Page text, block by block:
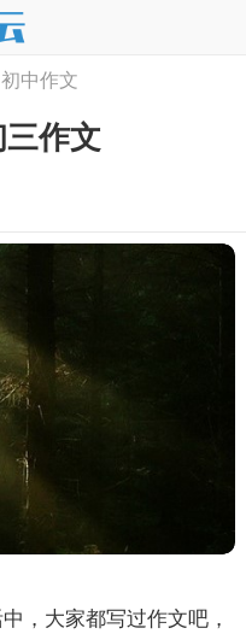
初中作文
作文
，大家都写过作文吧，